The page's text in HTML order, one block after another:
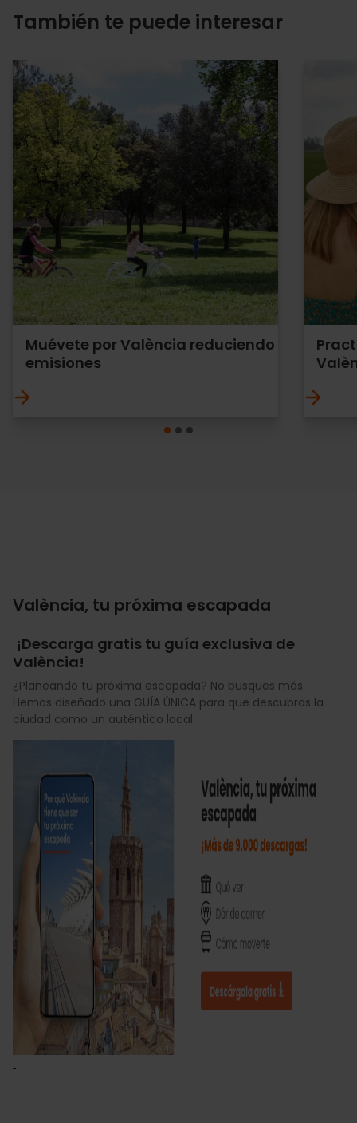
También te puede interesar
Muévete por València reduciendo
emisiones
València, tu próxima escapada
¡Descarga gratis tu guía exclusiva de
València!
¿Planeando tu próxima escapada? No busques más.
Hemos diseñado una GUÍA ÚNICA para que descubras la
ciudad como un auténtico local.